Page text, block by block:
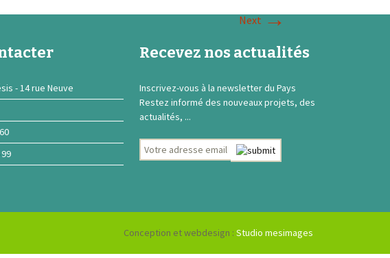
Next →
- 14 rue Neuve
Recevez nos actualités
Inscrivez-vous à la newsletter du Pays
Restez informé des nouveaux projets, des
actualités, ...
Conception et webdesign : Studio mesimages